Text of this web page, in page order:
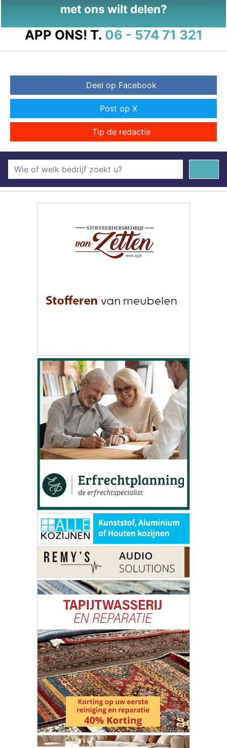
met ons wilt delen?
APP ONS! T. 06 - 574 71 321
Deel op Facebook
Post op X
Tip de redactie